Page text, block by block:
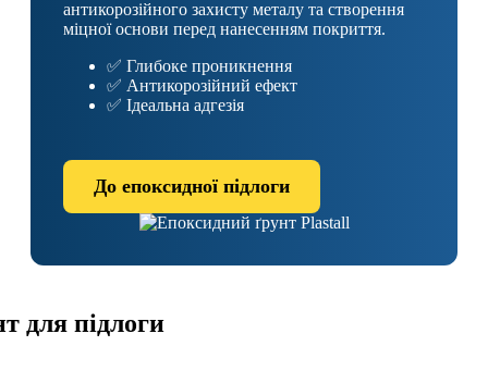
антикорозійного захисту металу та створення
міцної основи перед нанесенням покриття.
✅ Глибоке проникнення
✅ Антикорозійний ефект
✅ Ідеальна адгезія
До епоксидної підлоги